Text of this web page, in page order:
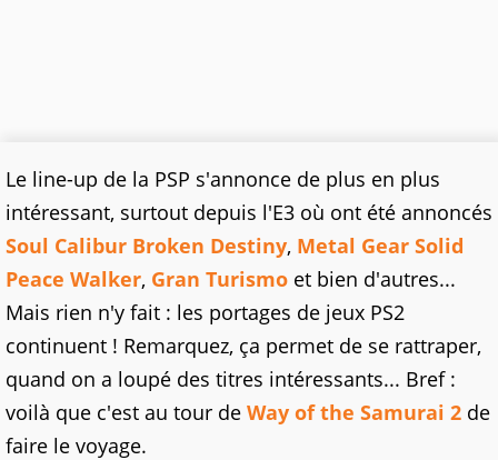
Le line-up de la PSP s'annonce de plus en plus
intéressant, surtout depuis l'E3 où ont été annoncés
Soul Calibur Broken Destiny, Metal Gear Solid
Peace Walker, Gran Turismo et bien d'autres...
Mais rien n'y fait : les portages de jeux PS2
continuent ! Remarquez, ça permet de se rattraper,
quand on a loupé des titres intéressants... Bref :
voilà que c'est au tour de Way of the Samurai 2 de
faire le voyage.